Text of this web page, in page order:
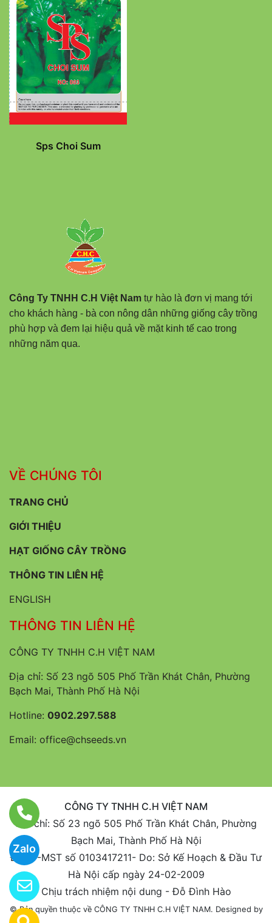
Zalo
Sps Choi Sum
Công Ty TNHH C.H Việt Nam tự hào là đơn vị mang tới
cho khách hàng - bà con nông dân những giống cây trồng
phù hợp và đem lại hiệu quả về mặt kinh tế cao trong
những năm qua.
VỀ CHÚNG TÔI
TRANG CHỦ
GIỚI THIỆU
HẠT GIỐNG CÂY TRỒNG
THÔNG TIN LIÊN HỆ
ENGLISH
THÔNG TIN LIÊN HỆ
CÔNG TY TNHH C.H VIỆT NAM
Địa chỉ: Số 23 ngõ 505 Phố Trần Khát Chân, Phường
Bạch Mai, Thành Phố Hà Nội
Hotline: 0902.297.588
Email: office@chseeds.vn
CÔNG TY TNHH C.H VIỆT NAM
Địa chỉ: Số 23 ngõ 505 Phố Trần Khát Chân, Phường
Bạch Mai, Thành Phố Hà Nội
ĐKKD-MST số 0103417211- Do: Sở Kế Hoạch & Đầu Tư
Hà Nội cấp ngày 24-02-2009
Chịu trách nhiệm nội dung - Đỗ Đình Hào
© Bản quyền thuộc về CÔNG TY TNHH C.H VIỆT NAM. Designed by